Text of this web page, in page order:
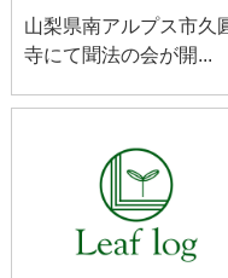
山梨県南アルプス市久
寺にて聞法の会が開...